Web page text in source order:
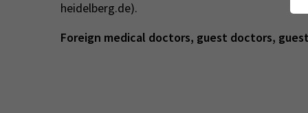
heidelberg.de).
Foreign medical doctors, guest doctors,